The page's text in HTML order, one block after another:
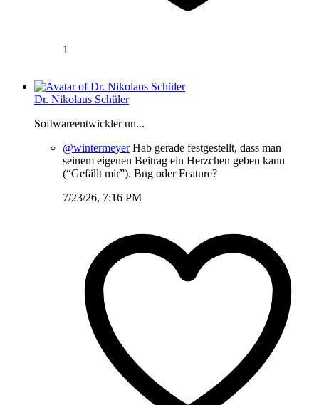
1
Dr. Nikolaus Schüler
Softwareentwickler un...
@wintermeyerHab gerade festgestellt, dass man
seinem eigenen Beitrag ein Herzchen geben kann
(“Gefällt mir”). Bug oder Feature?
7/23/26, 7:16 PM